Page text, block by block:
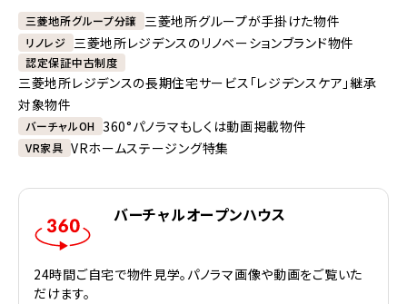
三菱地所グループ分譲 三菱地所グループが手掛けた物件
リノレジ 三菱地所レジデンスのリノベーションブランド物件
認定保証中古制度
三菱地所レジデンスの長期住宅サービス「レジデンスケア」継承
対象物件
バーチャルOH 360°パノラマもしくは動画掲載物件
VR家具 VRホームステージング特集
バーチャルオープンハウス
24時間ご自宅で物件見学。パノラマ画像や動画をご覧いた
だけます。